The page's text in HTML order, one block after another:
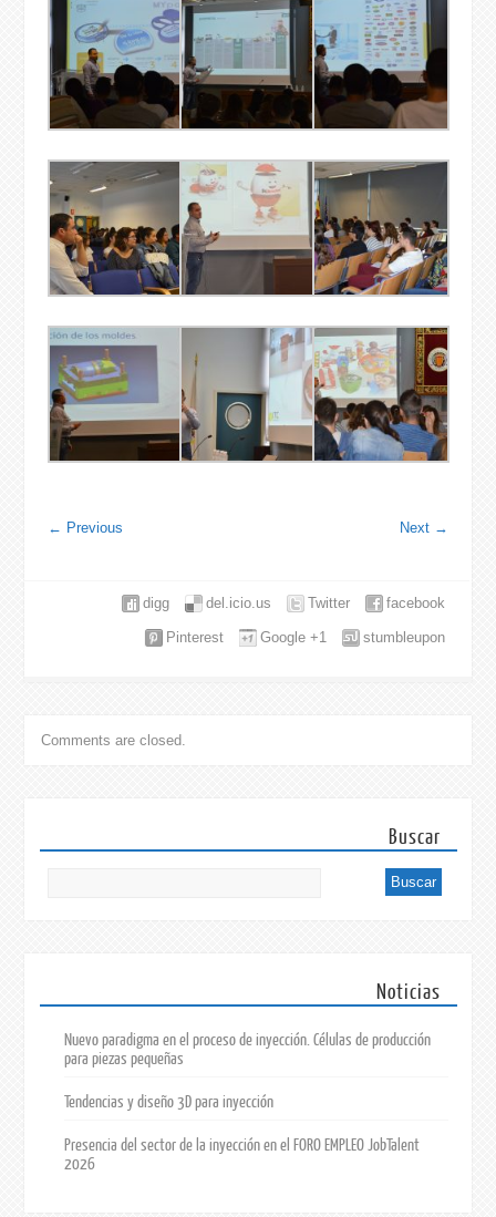
← Previous Next →
facebook
Twitter
del.icio.us
digg
stumbleupon
Google +1
Pinterest
Comments are closed.
Buscar
Noticias
Nuevo paradigma en el proceso de inyección. Células de producción
para piezas pequeñas
Tendencias y diseño 3D para inyección
Presencia del sector de la inyección en el FORO EMPLEO JobTalent
2026